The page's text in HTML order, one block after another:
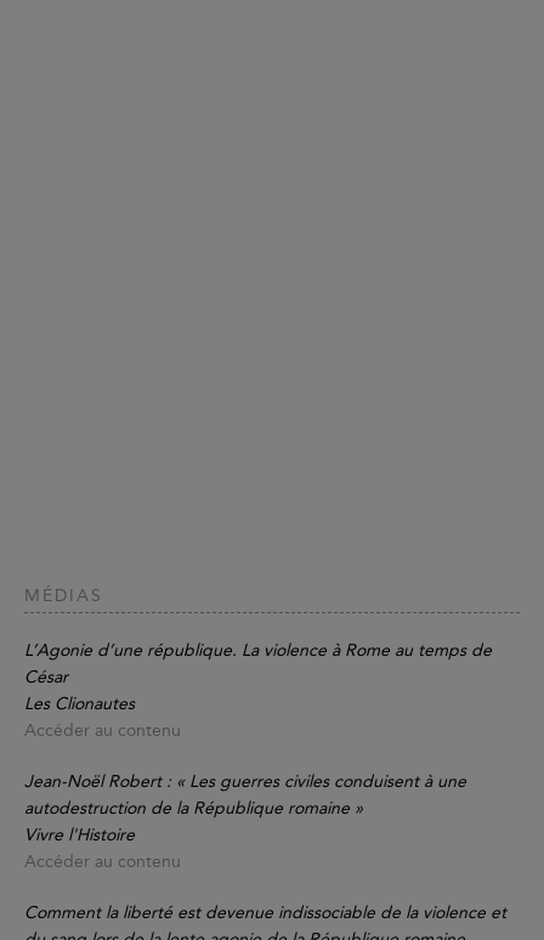
MÉDIAS
L’Agonie d’une république. La violence à Rome au temps de
César
Les Clionautes
Accéder au contenu
Jean-Noël Robert : « Les guerres civiles conduisent à une
autodestruction de la République romaine »
Vivre l'Histoire
Accéder au contenu
Comment la liberté est devenue indissociable de la violence et